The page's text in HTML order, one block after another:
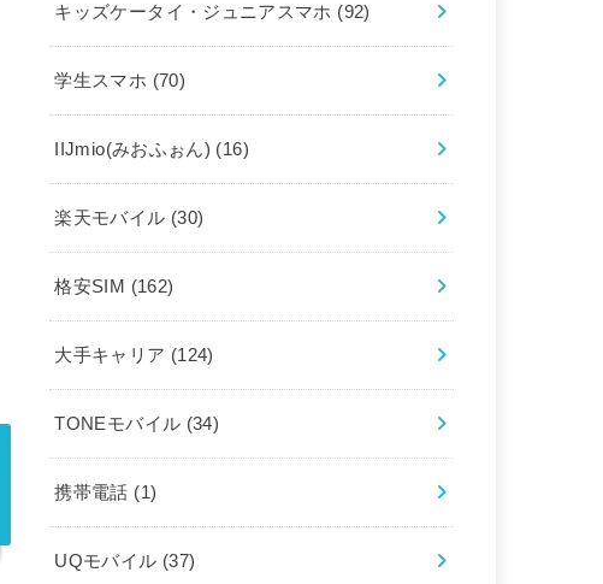
キッズケータイ・ジュニアスマホ (92)
学生スマホ (70)
IIJmio(みおふぉん) (16)
楽天モバイル (30)
格安SIM (162)
大手キャリア (124)
TONEモバイル (34)
携帯電話 (1)
UQモバイル (37)